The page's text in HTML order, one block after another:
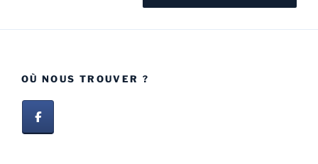
OÙ NOUS TROUVER ?